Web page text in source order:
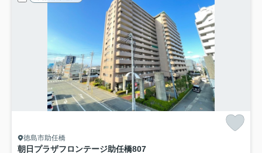
徳島市助任橋
朝日プラザフロンテージ助任橋807